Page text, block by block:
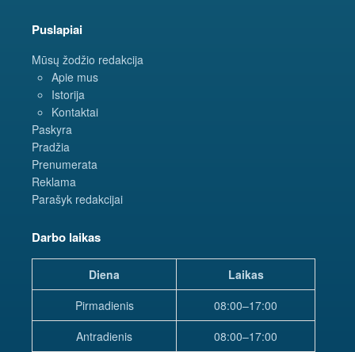
Puslapiai
Mūsų žodžio redakcija
Apie mus
Istorija
Kontaktai
Paskyra
Pradžia
Prenumerata
Reklama
Parašyk redakcijai
Darbo laikas
Diena
Laikas
Pirmadienis
08:00–17:00
Antradienis
08:00–17:00